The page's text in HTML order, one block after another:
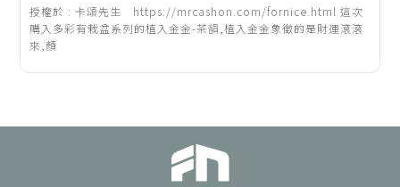
授權於 : 卡頌先生 https://mrcashon.com/fornice.html 這次
購入多彩有栽盆系列的植入金金-茶韻,植入金金象徵的是財運滾滾
來,顏